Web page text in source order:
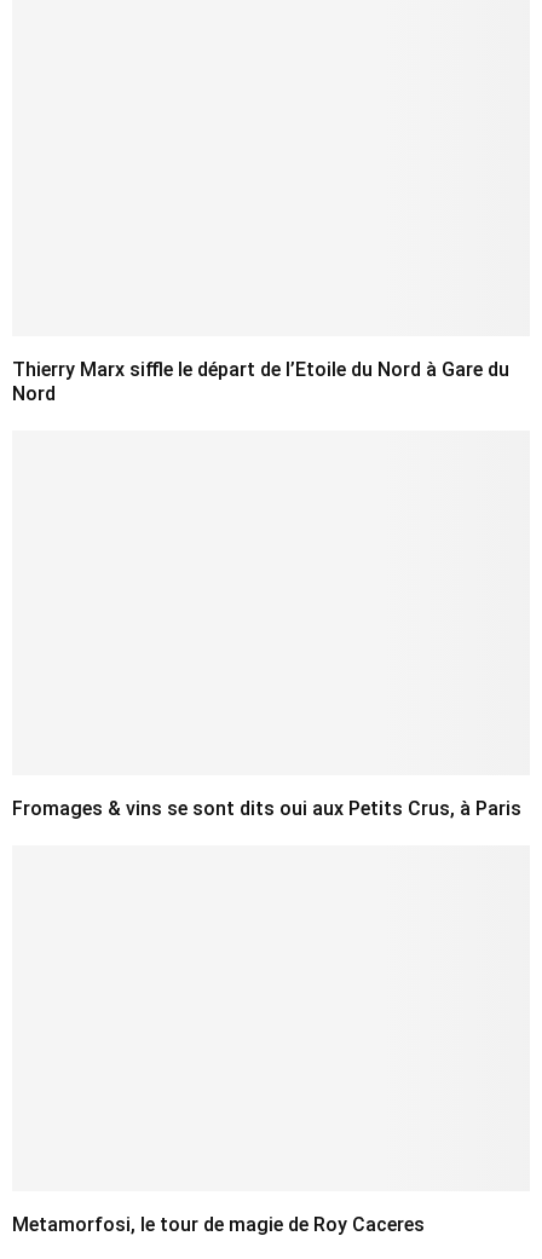
Thierry Marx siffle le départ de l’Etoile du Nord à Gare du
Nord
Fromages & vins se sont dits oui aux Petits Crus, à Paris
Metamorfosi, le tour de magie de Roy Caceres